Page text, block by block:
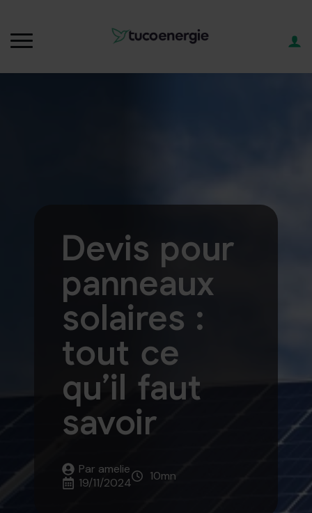
Devis pour
panneaux
solaires :
tout ce
qu’il faut
savoir
Par amelie
19/11/2024
10mn